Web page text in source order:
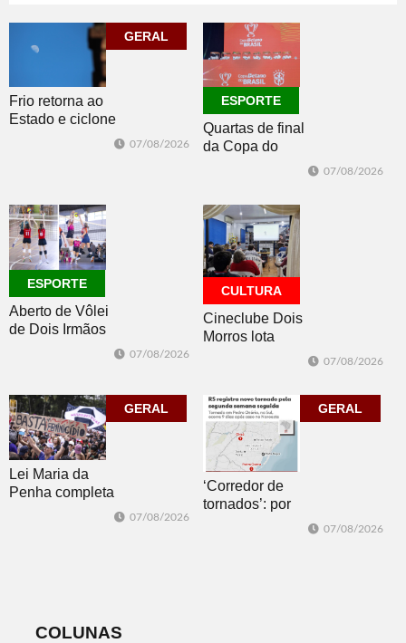
07/08/2026
ECONOMIA
07/08/2026
ESPORTE
GERAL
Frio retorna ao
Estado e ciclone
07/08/2026
ESPORTE
Quartas de final
da Copa do
Brasil 2026: veja
do sorteio
07/08/2026
ESPORTE
Aberto de Vôlei
de Dois Irmãos
jogos
07/08/2026
CULTURA
Cineclube Dois
Morros lota
corpo que cai”
07/08/2026
GERAL
Lei Maria da
Penha completa
07/08/2026
GERAL
‘Corredor de
tornados’: por
07/08/2026
COLUNAS